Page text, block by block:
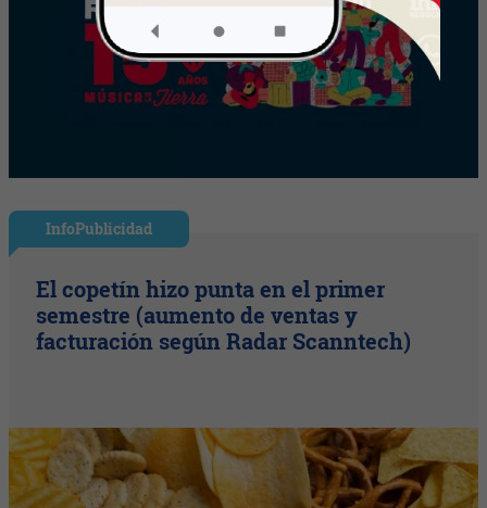
InfoPublicidad
El copetín hizo punta en el primer
semestre (aumento de ventas y
facturación según Radar Scanntech)